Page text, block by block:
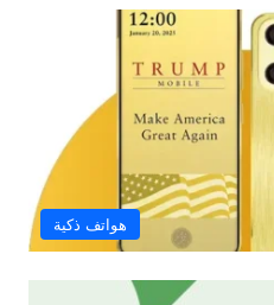
هواتف ذكية